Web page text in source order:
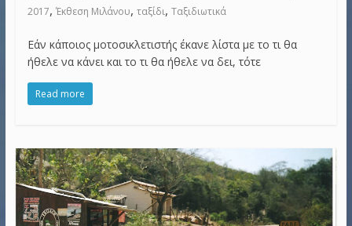
2017, Έκθεση Μιλάνου, ταξίδι, Ταξιδιωτικά
Εάν κάποιος μοτοσικλετιστής έκανε λίστα με το τι θα
ήθελε να κάνει και το τι θα ήθελε να δει, τότε
Read more